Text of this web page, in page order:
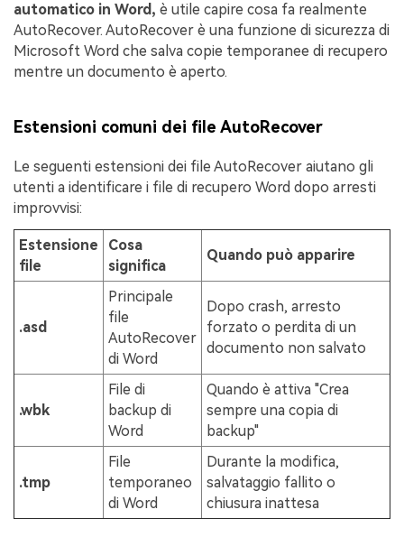
automatico in Word, è utile capire cosa fa realmente
AutoRecover. AutoRecover è una funzione di sicurezza di
Microsoft Word che salva copie temporanee di recupero
mentre un documento è aperto.
Estensioni comuni dei file AutoRecover
Le seguenti estensioni dei file AutoRecover aiutano gli
utenti a identificare i file di recupero Word dopo arresti
improvvisi:
Estensione
file
Cosa
significa
Quando può apparire
.asd
Principale
file
AutoRecover
di Word
Dopo crash, arresto
forzato o perdita di un
documento non salvato
.wbk
File di
backup di
Word
Quando è attiva "Crea
sempre una copia di
backup"
.tmp
File
temporaneo
di Word
Durante la modifica,
salvataggio fallito o
chiusura inattesa